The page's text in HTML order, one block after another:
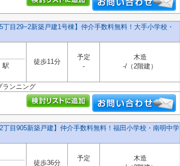
丁目29−2新築戸建1号棟】仲介手数料無料！大手小学校・
駅
徒歩11分
予定
-
木造
-/（2階建）
ランニング
丁目905新築戸建】仲介手数料無料！福田小学校・南明中学
徒歩36分
予定
木造